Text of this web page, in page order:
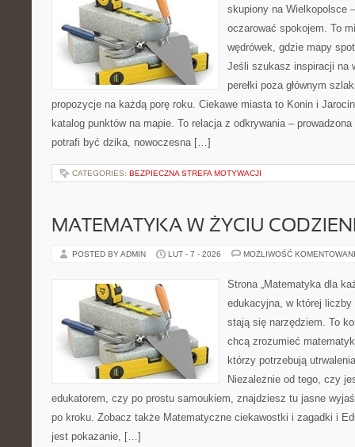
skupiony na Wielkopolsce
oczarować spokojem. To
wędrówek, gdzie mapy
Jeśli szukasz inspiracji na
perełki poza głównym
propozycje na każdą porę roku. Ciekawe miasta to Konin i
katalog punktów na mapie. To relacja z odkrywania –
potrafi być dzika, nowoczesna […]
CATEGORIES: BEZPIECZNA STREFA MOTYWACJI
MATEMATYKA W ŻYCIU
POSTED BY ADMIN LUT - 7 - 2026 MOŻLIWOŚĆ
Strona „Matematyka dla
edukacyjna, w której
stają się narzędziem. To
chcą zrozumieć
którzy potrzebują
Niezależnie od tego, czy
edukatorem, czy po prostu samoukiem, znajdziesz tu jasne
po kroku. Zobacz także Matematyczne ciekawostki i zagadki i
jest pokazanie, […]